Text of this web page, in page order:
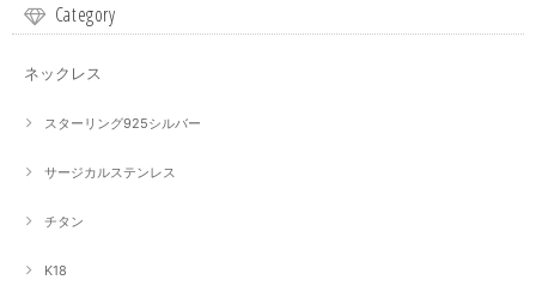
Category
ネックレス
スターリング925シルバー
サージカルステンレス
チタン
K18